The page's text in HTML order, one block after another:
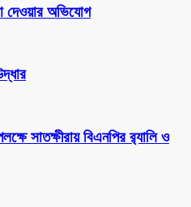
দেওয়ার অভিযোগ
সাতক্ষীরায় বিএনপির র‌্যালি ও